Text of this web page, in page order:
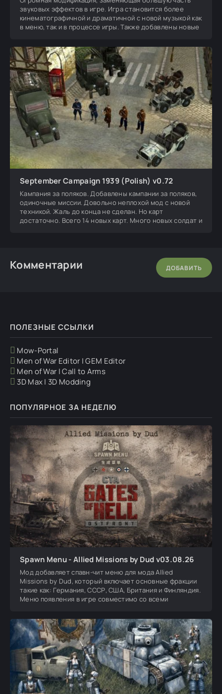
звуковых эффектов в игре. Игра становится более
кинематографичной и драматичной с новой музыкой как
в меню, так и в процессе игры. Также добавлены новые
September Campaign 1939 (Polish) v0.72
Кампания за поляков. Добавлены кампании за поляков,
одиночные миссии. Довольно неплохой мод с новой
техникой. Жаль до конца не сделан. Но карт
достаточно. Всего 14 новых карт. Много новых солдат и
Комментарии ДОБАВИТЬ
ПОЛЕЗНЫЕ ССЫЛКИ
Mow-Portal
Men of War Editor | GEM Editor
Men of War | Call to Arms
3D Max | 3D Modding
ПОПУЛЯРНОЕ ЗА НЕДЕЛЮ
Spawn Menu - Allied Missions by Dud v03.08.26
Мод добавляет спавн-чит меню для мода Allied
Missions by Dud, который включает основные фракции
такие как: Германия, СССР, США, Британия и Финляндия.
Меню появления в игре совместимо со всеми